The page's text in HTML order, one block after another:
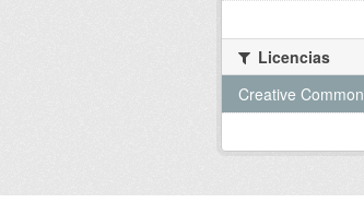
Licencias
Creative